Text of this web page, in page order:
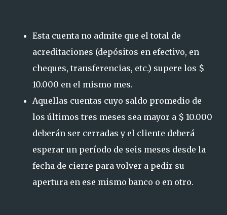
Esta cuenta no admite que el total de
acreditaciones (depósitos en efectivo, en
cheques, transferencias, etc.) supere los $
10.000 en el mismo mes.
Aquellas cuentas cuyo saldo promedio de
los últimos tres meses sea mayor a $ 10.000
deberán ser cerradas y el cliente deberá
esperar un período de seis meses desde la
fecha de cierre para volver a pedir su
apertura en ese mismo banco o en otro.